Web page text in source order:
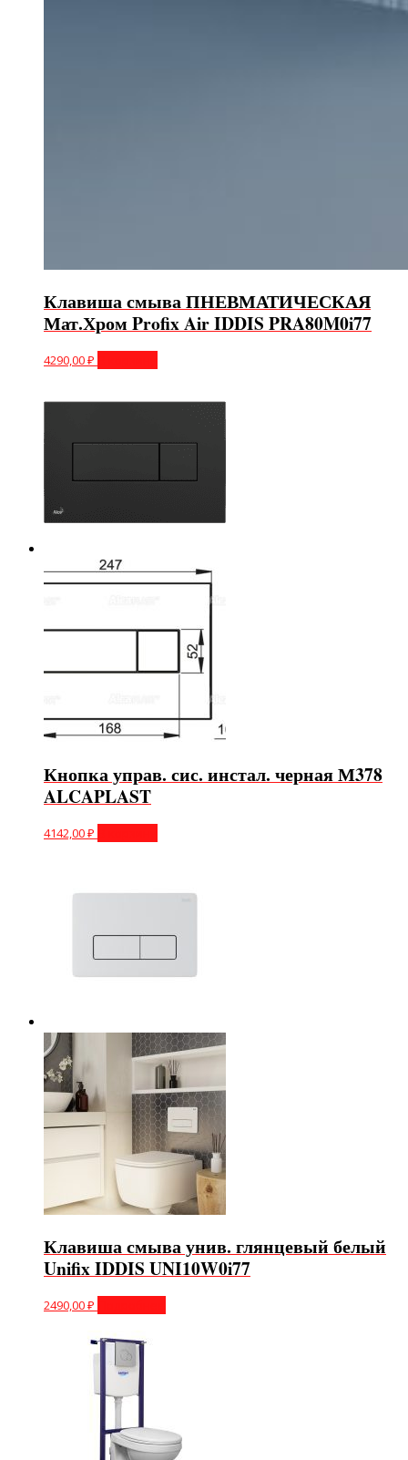
Клавиша смыва ПНЕВМАТИЧЕСКАЯ
Мат.Хром Profix Air IDDIS PRA80M0i77
4290,00₽
Кнопка управ. сис. инстал. черная М378
ALCAPLAST
4142,00₽
Клавиша смыва унив. глянцевый белый
Unifix IDDIS UNI10W0i77
2490,00₽